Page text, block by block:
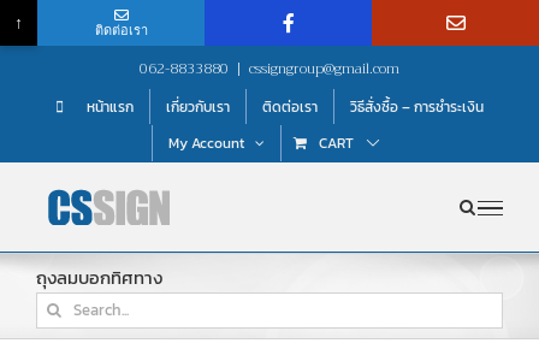
content
062-8833880 | cssigngroup@gmail.com
หน้าแรก เกี่ยวกับเรา ติดต่อเรา
วิธีสั่งซื้อ – การชำระเงิน
My Account
CART
ถุงลมบอกทิศทาง
Search
for:
↑ ติดต่อเรา